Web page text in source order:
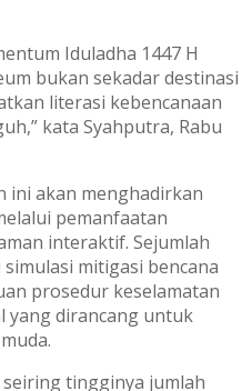
Iduladha 1447 H
bukan sekadar destinasi
literasi kebencanaan
kata Syahputra, Rabu
ini akan menghadirkan
pemanfaatan
interaktif. Sejumlah
mitigasi bencana
prosedur keselamatan
yang dirancang untuk
tingginya jumlah